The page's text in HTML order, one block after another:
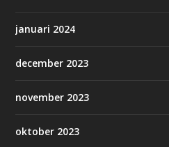
januari 2024
december 2023
november 2023
oktober 2023